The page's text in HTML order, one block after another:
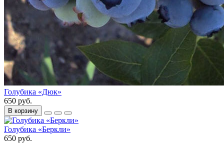
Голубика «Дюк»
650 руб.
В корзину
Голубика «Беркли»
650 руб.